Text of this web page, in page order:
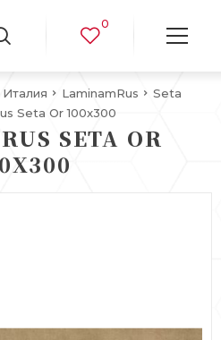
0
Италия LaminamRus
Seta
Seta Or 100x300
SETA OR